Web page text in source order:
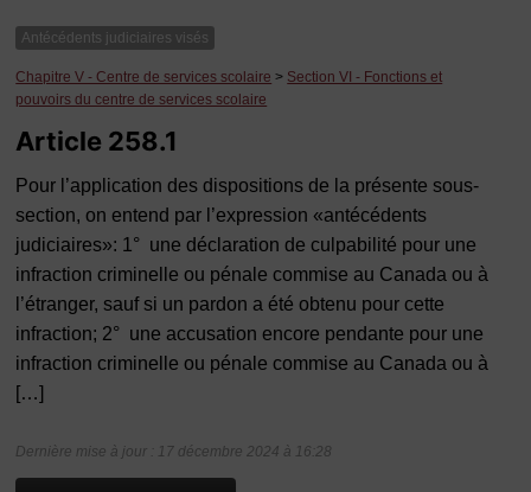
Antécédents judiciaires visés
Chapitre V - Centre de services scolaire > Section VI - Fonctions et
pouvoirs du centre de services scolaire
Article 258.1
Pour l’application des dispositions de la présente sous-
section, on entend par l’expression «antécédents
judiciaires»: 1° une déclaration de culpabilité pour une
infraction criminelle ou pénale commise au Canada ou à
l’étranger, sauf si un pardon a été obtenu pour cette
infraction; 2° une accusation encore pendante pour une
infraction criminelle ou pénale commise au Canada ou à
[…]
Dernière mise à jour : 17 décembre 2024 à 16:28